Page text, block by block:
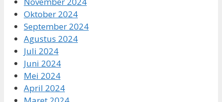
Oktober 2024
September 2024
Agustus 2024
Juli 2024
Juni 2024
Mei 2024
April 2024